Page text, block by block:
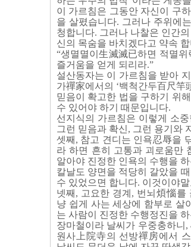
이 가르침은 그동안 자신이 구
을 살폈습니다. 그러나 주위에
청합니다. 그러나 나찰은 인간
신의 목숨을 바치겠다고 약속
“생멸멸이生滅滅已하면 적멸
즐거움을 얻게 되리라.”
설산동자는 이 가르침을 받아
가禪家에서의 ‘백척간두百尺竿
믿음이 확고한 법을 구하기 위
수 있어야 하기 때문입니다.
선지식의 가르침은 이렇게 소
그런 믿음과 확신, 그런 용기와
셋째, 참고 견디는 인욕忍辱을
라 하면 흔히 고통과 괴로움만
알아야 진정한 인욕의 수행을
칼날도 양면을 적당히 갈았을
수 있었으면 합니다. 이것이야
넷째, 고요한 경계, 번뇌煩惱를
냥 쉽게 사는 세상에 함부로 살
는 사람이 진정한 수행정진을
장마철이라 날씨가 우중충하니
원사上院寺의 선방禪房에서